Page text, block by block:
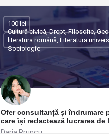
Ofer consultanță și îndrumare
care își redactează lucrarea de
Daria Pruncu
100 lei
Cultură civică, Drept, Filosofie,
literatura română, Literatura
Sociologie